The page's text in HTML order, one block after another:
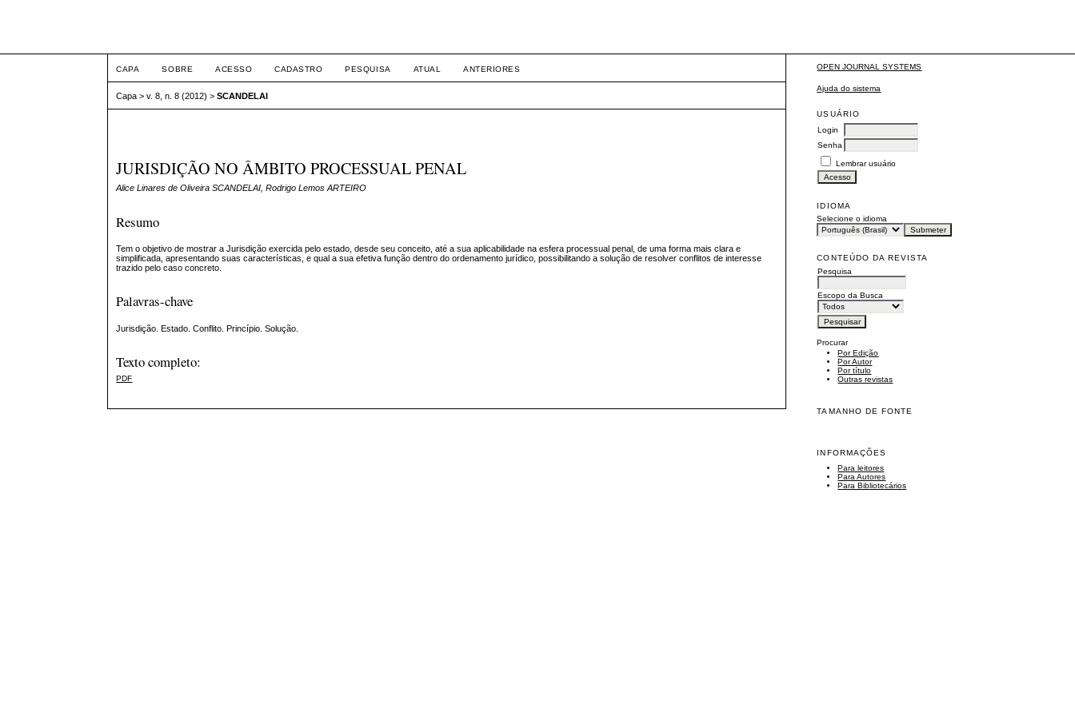
OPEN JOURNAL SYSTEMS
Ajuda do sistema
USUÁRIO
Login
Senha
Lembrar usuário
IDIOMA
Selecione o idioma
CONTEÚDO DA REVISTA
Pesquisa
Escopo da Busca
Procurar
Por Edição
Por Autor
Por título
Outras revistas
TAMANHO DE FONTE
INFORMAÇÕES
Para leitores
Para Autores
Para Bibliotecários
CAPA SOBRE ACESSO CADASTRO PESQUISA ATUAL ANTERIORES
Capa >v. 8, n. 8 (2012) >SCANDELAI
JURISDIÇÃO NO ÂMBITO PROCESSUAL PENAL
Alice Linares de Oliveira SCANDELAI, Rodrigo Lemos ARTEIRO
Resumo
Tem o objetivo de mostrar a Jurisdição exercida pelo estado, desde seu conceito, até a sua aplicabilidade na esfera processual penal, de uma forma mais clara e
simplificada, apresentando suas características, e qual a sua efetiva função dentro do ordenamento jurídico, possibilitando a solução de resolver conflitos de interesse
trazido pelo caso concreto.
Palavras-chave
Jurisdição. Estado. Conflito. Princípio. Solução.
Texto completo:
PDF